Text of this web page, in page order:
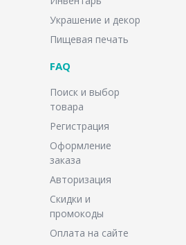
Украшение и декор
Пищевая печать
FAQ
Поиск и выбор
товара
Регистрация
Оформление
заказа
Авторизация
Скидки и
промокоды
Оплата на сайте